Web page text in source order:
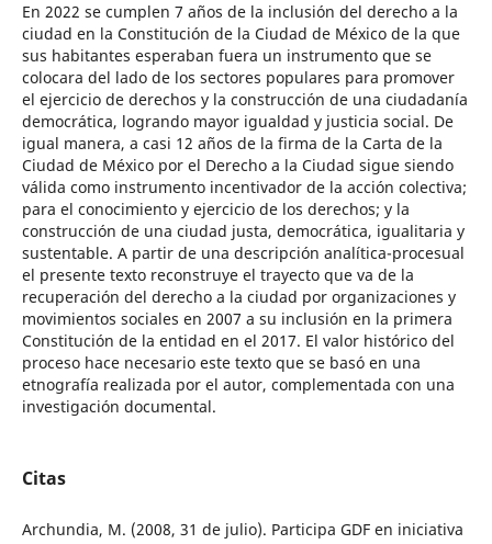
En 2022 se cumplen 7 años de la inclusión del derecho a la
ciudad en la Constitución de la Ciudad de México de la que
sus habitantes esperaban fuera un instrumento que se
colocara del lado de los sectores populares para promover
el ejercicio de derechos y la construcción de una ciudadanía
democrática, logrando mayor igualdad y justicia social. De
igual manera, a casi 12 años de la firma de la Carta de la
Ciudad de México por el Derecho a la Ciudad sigue siendo
válida como instrumento incentivador de la acción colectiva;
para el conocimiento y ejercicio de los derechos; y la
construcción de una ciudad justa, democrática, igualitaria y
sustentable. A partir de una descripción analítica-procesual
el presente texto reconstruye el trayecto que va de la
recuperación del derecho a la ciudad por organizaciones y
movimientos sociales en 2007 a su inclusión en la primera
Constitución de la entidad en el 2017. El valor histórico del
proceso hace necesario este texto que se basó en una
etnografía realizada por el autor, complementada con una
investigación documental.
Citas
Archundia, M. (2008, 31 de julio). Participa GDF en iniciativa